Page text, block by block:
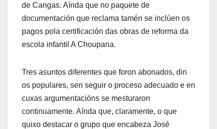
de Cangas. Aínda que no paquete de
documentación que reclama tamén se inclúen os
pagos pola certificación das obras de reforma da
escola infantil A Choupana.
Tres asuntos diferentes que foron abonados, din
os populares, sen seguir o proceso adecuado e en
cuxas argumentacións se mesturaron
continuamente. Aínda que, claramente, o que
quixo destacar o grupo que encabeza José